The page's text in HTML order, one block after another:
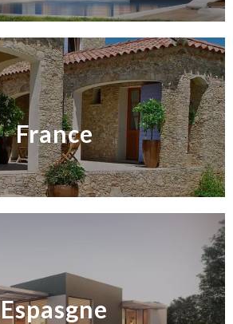
France
Espasgne